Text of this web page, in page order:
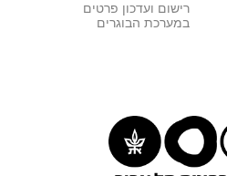
רישום ועדכון פרטים
במערכת הבוגרים